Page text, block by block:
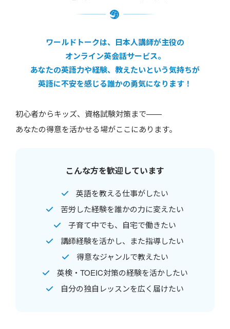
ワールドトークは、日本人講師が主役の
オンライン英会話サービス。
あなたの英語力や経験、教えたいという気持ちが
英語に不安を感じる誰かの勇気になります！
初心者からキッズ、資格試験対策まで——
あなたの得意を活かせる場がここにあります。
こんな方を歓迎しています
英語を教える仕事がしたい
苦労した経験を誰かの力に変えたい
子育て中でも、自宅で働きたい
講師経験を活かし、また指導したい
得意なジャンルで教えたい
英検・TOEIC対策の経験を活かしたい
自分の独自レッスンを広く届けたい